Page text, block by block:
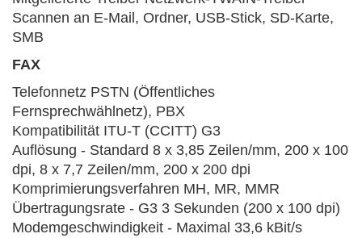
Scannen an E-Mail, Ordner, USB-Stick, SD-Karte,
SMB
FAX
Telefonnetz PSTN (Öffentliches
Fernsprechwählnetz), PBX
Kompatibilität ITU-T (CCITT) G3
Auflösung - Standard 8 x 3,85 Zeilen/mm, 200 x 100
dpi, 8 x 7,7 Zeilen/mm, 200 x 200 dpi
Komprimierungsverfahren MH, MR, MMR
Übertragungsrate - G3 3 Sekunden (200 x 100 dpi)
Modemgeschwindigkeit - Maximal 33,6 kBit/s